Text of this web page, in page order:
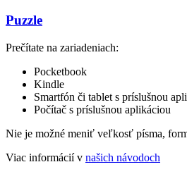
Puzzle
Prečítate na zariadeniach:
Pocketbook
Kindle
Smartfón či tablet s príslušnou
Počítač s príslušnou aplikáciou
Nie je možné meniť veľkosť písma,
Viac informácií v našich návodoch